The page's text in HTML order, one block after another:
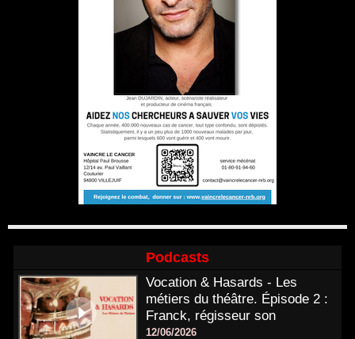
Podcasts
Vocation & Hasards - Les
métiers du théâtre. Épisode 2 :
Franck, régisseur son
12/06/2026